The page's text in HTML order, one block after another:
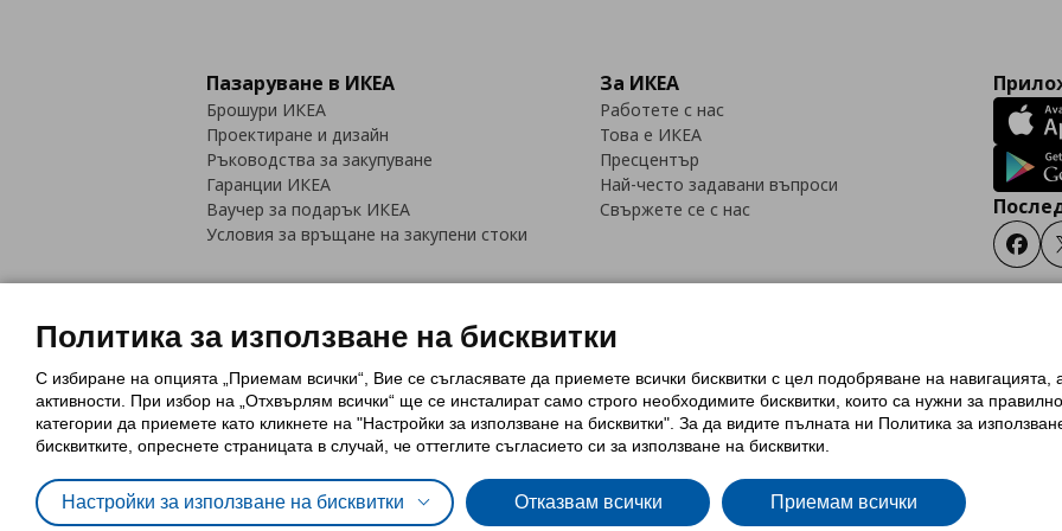
Пазаруване в ИКЕА
Брошури ИКЕА
Проектиране и дизайн
Ръководства за закупуване
Гаранции ИКЕА
Ваучер за подарък ИКЕА
Условия за връщане на закупени стоки
За ИКЕА
Работете с нас
Това е ИКЕА
Пресцентър
Най-често задавани въпроси
Свържете се с нас
Политика за използване на бисквитки (Cookies)Избор на настройки за използване на бисквиткиУсловия за
Обща политика за личните данни
Политика за защита на личните данни на ikea.bg
Общи условия на
Политика за защита на лични данни на програма IKEA Family
Политика за използване на бисквитки
С избиране на опцията „Приемам всички“, Вие се съгласявате да приемете всички бисквитки с цел подобряване на
активности. При избор на „Отхвърлям всички“ ще се инсталират само строго необходимитe бисквитки, които са нужни за
категории да приемете като кликнете на "Настройки за използване на бисквитки". За да видите пълната ни Политика за
бисквитките, опреснете страницата в случай, че оттеглите съгласието си за използване на бисквитки.
Настройки за използване на бисквитки Отказвам всички Приемам всички